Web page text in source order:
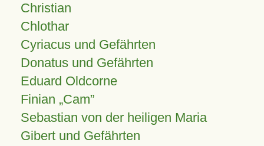
Christian
Chlothar
Cyriacus und Gefährten
Donatus und Gefährten
Eduard Oldcorne
Finian Cam
Sebastian von der heiligen Maria
Gibert und Gefährten